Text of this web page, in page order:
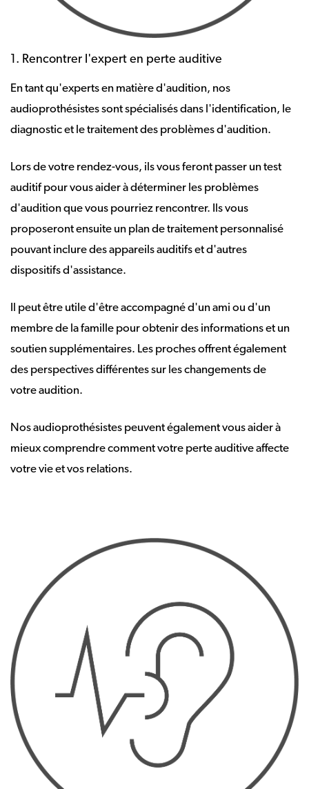
1. Rencontrer l'expert en perte auditive
En tant qu'experts en matière d'audition, nos
audioprothésistes sont spécialisés dans l'identification, le
diagnostic et le traitement des problèmes d'audition.
Lors de votre rendez-vous, ils vous feront passer un test
auditif pour vous aider à déterminer les problèmes
d'audition que vous pourriez rencontrer. Ils vous
proposeront ensuite un plan de traitement personnalisé
pouvant inclure des appareils auditifs et d'autres
dispositifs d'assistance.
Il peut être utile d'être accompagné d'un ami ou d'un
membre de la famille pour obtenir des informations et un
soutien supplémentaires. Les proches offrent également
des perspectives différentes sur les changements de
votre audition.
Nos audioprothésistes peuvent également vous aider à
mieux comprendre comment votre perte auditive affecte
votre vie et vos relations.